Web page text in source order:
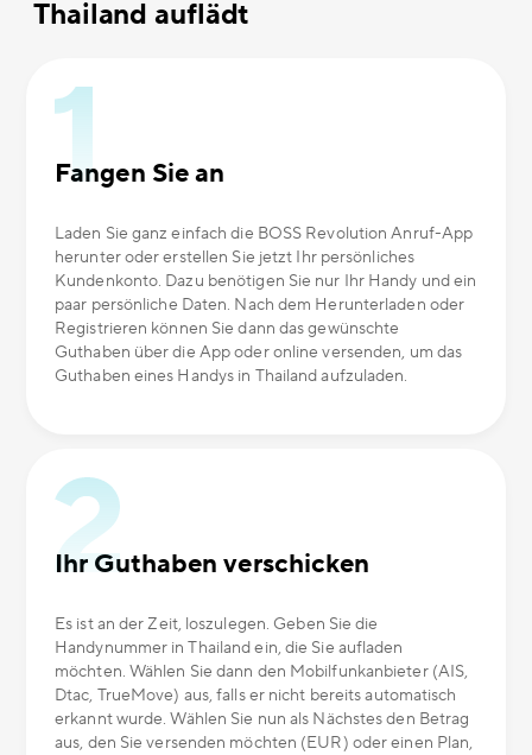
Thailand auflädt
Fangen Sie an
Laden Sie ganz einfach die BOSS Revolution Anruf-App
herunter oder erstellen Sie jetzt Ihr persönliches
Kundenkonto. Dazu benötigen Sie nur Ihr Handy und ein
paar persönliche Daten. Nach dem Herunterladen oder
Registrieren können Sie dann das gewünschte
Guthaben über die App oder online versenden, um das
Guthaben eines Handys in Thailand aufzuladen.
Ihr Guthaben verschicken
Es ist an der Zeit, loszulegen. Geben Sie die
Handynummer in Thailand ein, die Sie aufladen
möchten. Wählen Sie dann den Mobilfunkanbieter (AIS,
Dtac, TrueMove) aus, falls er nicht bereits automatisch
erkannt wurde. Wählen Sie nun als Nächstes den Betrag
aus, den Sie versenden möchten (EUR) oder einen Plan,